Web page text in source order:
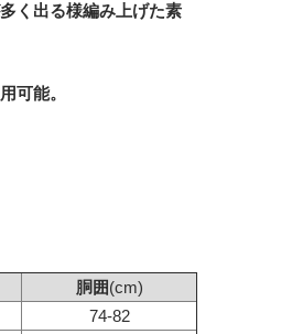
く出る様編み上げた素
可能。
胴囲(cm)
74-82